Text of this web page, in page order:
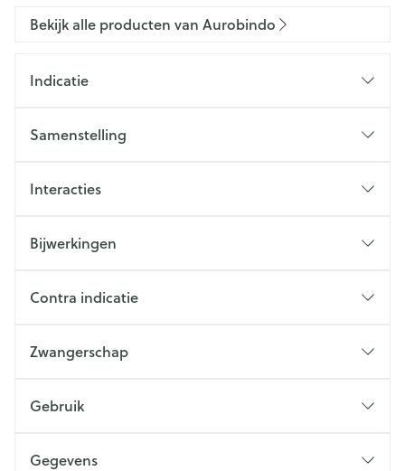
Bekijk alle producten van Aurobindo
Indicatie
Samenstelling
Interacties
Bijwerkingen
Contra indicatie
Zwangerschap
Gebruik
Gegevens